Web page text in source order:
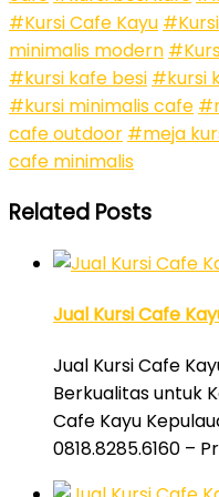
#Kursi Cafe Kayu
minimalis modern
#kursi kafe besi #kursi
#kursi minimalis cafe
cafe outdoor #meja
cafe minimalis
Related Posts
Jual Kursi Cafe
Jual Kursi Cafe
Berkualitas untuk
Cafe Kayu
0818.8285.6160 –